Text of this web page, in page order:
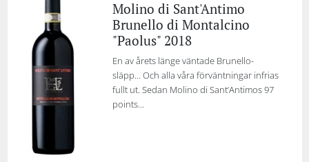
Molino di Sant'Antimo
Brunello di Montalcino
"Paolus" 2018
En av årets länge väntade Brunello-
släpp… Och alla våra förväntningar infrias
fullt ut. Sedan Molino di Sant’Antimos 97
points...